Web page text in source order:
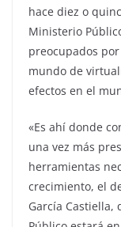
hace diez o
Ministerio
preocupados
mundo de
efectos en el
«Es ahí donde
una vez más
herramientas
crecimiento, el
García